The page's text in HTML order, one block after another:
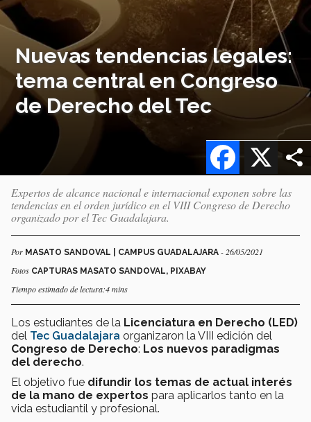
Nuevas tendencias legales:
tema central en Congreso
de Derecho del Tec
X
Facebook
Expertos de alcance nacional e internacional exponen sobre las
tendencias en el orden jurídico en el VIII Congreso de Derecho
organizado por el Tec Guadalajara.
Por MASATO SANDOVAL | CAMPUS GUADALAJARA - 26/05/2021
Fotos CAPTURAS MASATO SANDOVAL, PIXABAY
Tiempo estimado de lectura:4 mins
Los estudiantes de la Licenciatura en Derecho (LED)
del Tec Guadalajara organizaron la VIII edición del
Congreso de Derecho: Los nuevos paradigmas
del derecho.
El objetivo fue difundir los temas de actual interés
de la mano de expertos para aplicarlos tanto en la
vida estudiantil y profesional.